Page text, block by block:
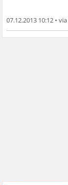
07.12.2013 10:12 •